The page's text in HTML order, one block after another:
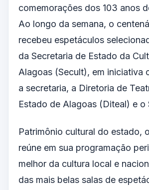
comemorações dos 103 anos
Ao longo da semana, o
recebeu espetáculos
da Secretaria de Estado da
Alagoas (Secult), em iniciativa
a secretaria, a Diretoria de
Estado de Alagoas (Diteal) e o
Patrimônio cultural do estado,
reúne em sua programação
melhor da cultura local e
das mais belas salas de